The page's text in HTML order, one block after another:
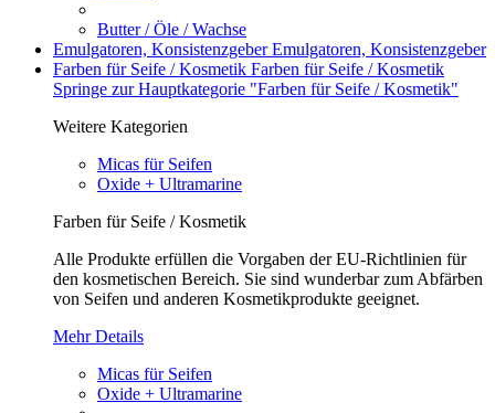
Butter / Öle / Wachse
Emulgatoren, KonsistenzgeberEmulgatoren, Konsistenzgeber
Farben für Seife / Kosmetik Farben für Seife / Kosmetik
Springe zur Hauptkategorie "Farben für Seife / Kosmetik"
Weitere Kategorien
Micas für Seifen
Oxide + Ultramarine
Farben für Seife / Kosmetik
Alle Produkte erfüllen die Vorgaben der EU-Richtlinien für
den kosmetischen Bereich. Sie sind wunderbar zum Abfärben
von Seifen und anderen Kosmetikprodukte geeignet.
Mehr Details
Micas für Seifen
Oxide + Ultramarine